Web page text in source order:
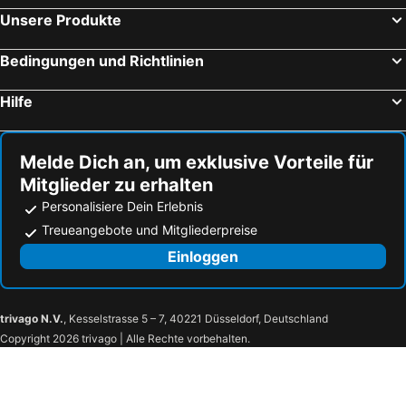
Scuol, bed and breakfasts
Vandans, bed and breakfasts
Grins, bed and breakfasts
Göfis, bed and breakfasts
Schröcken, bed and breakfasts
Unsere Produkte
Bedingungen und Richtlinien
Hilfe
Melde Dich an, um exklusive Vorteile für
Mitglieder zu erhalten
Personalisiere Dein Erlebnis
Treueangebote und Mitgliederpreise
Einloggen
trivago N.V., Kesselstrasse 5 – 7, 40221 Düsseldorf, Deutschland
Copyright 2026 trivago | Alle Rechte vorbehalten.